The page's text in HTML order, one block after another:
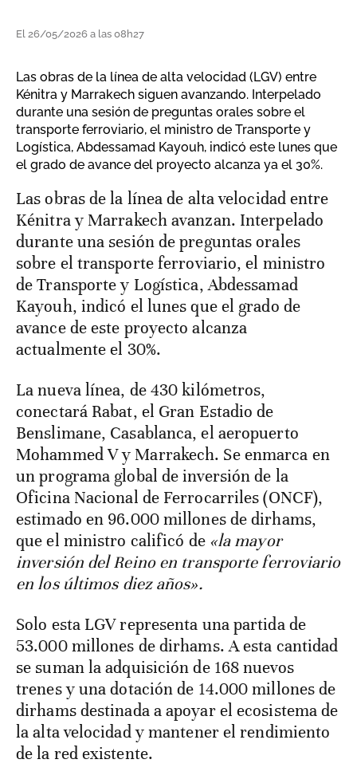
El 26/05/2026 a las 08h27
Las obras de la línea de alta velocidad (LGV) entre
Kénitra y Marrakech siguen avanzando. Interpelado
durante una sesión de preguntas orales sobre el
transporte ferroviario, el ministro de Transporte y
Logística, Abdessamad Kayouh, indicó este lunes que
el grado de avance del proyecto alcanza ya el 30%.
Las obras de la línea de alta velocidad entre
Kénitra y Marrakech avanzan. Interpelado
durante una sesión de preguntas orales
sobre el transporte ferroviario, el ministro
de Transporte y Logística, Abdessamad
Kayouh, indicó el lunes que el grado de
avance de este proyecto alcanza
actualmente el 30%.
La nueva línea, de 430 kilómetros,
conectará Rabat, el Gran Estadio de
Benslimane, Casablanca, el aeropuerto
Mohammed V y Marrakech. Se enmarca en
un programa global de inversión de la
Oficina Nacional de Ferrocarriles (ONCF),
estimado en 96.000 millones de dirhams,
que el ministro calificó de «la mayor
inversión del Reino en transporte ferroviario
en los últimos diez años».
Solo esta LGV representa una partida de
53.000 millones de dirhams. A esta cantidad
se suman la adquisición de 168 nuevos
trenes y una dotación de 14.000 millones de
dirhams destinada a apoyar el ecosistema de
la alta velocidad y mantener el rendimiento
de la red existente.